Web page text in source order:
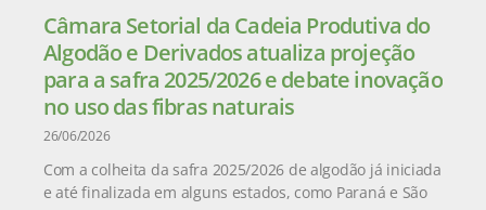
Câmara Setorial da Cadeia Produtiva do
Algodão e Derivados atualiza projeção
para a safra 2025/2026 e debate inovação
no uso das fibras naturais
26/06/2026
Com a colheita da safra 2025/2026 de algodão já iniciada
e até finalizada em alguns estados, como Paraná e São